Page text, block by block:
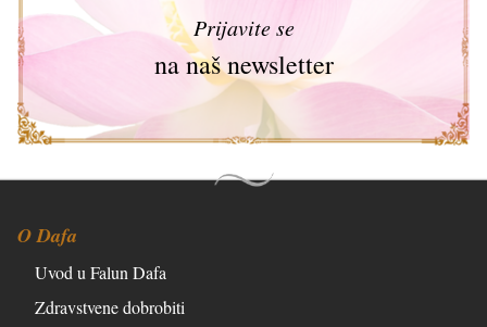
Prijavite se
na naš newsletter
O Dafa
Uvod u Falun Dafa
Zdravstvene dobrobiti